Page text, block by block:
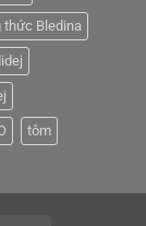
thức Bledina
tôm